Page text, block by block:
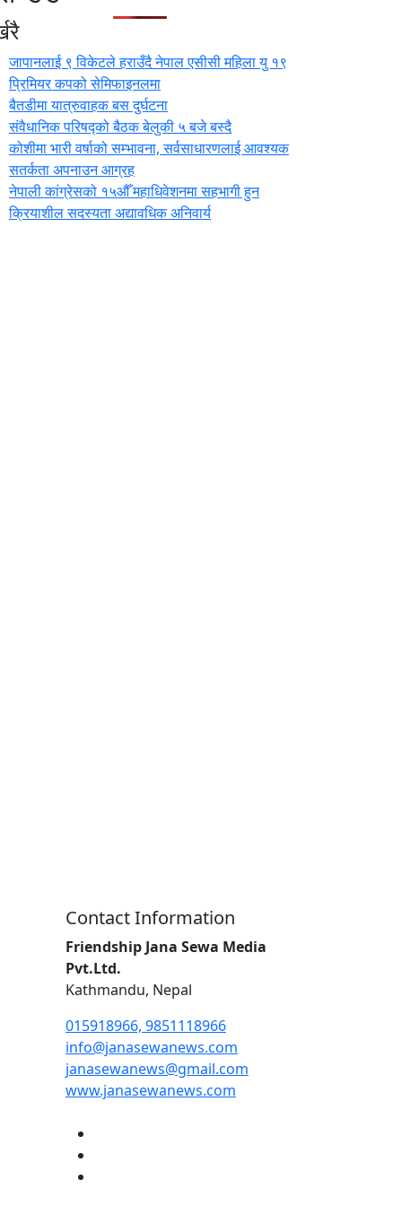
जापानलाई ९ विकेटले हराउँदै नेपाल एसीसी महिला यु १९
प्रिमियर कपको सेमिफाइनलमा
बैतडीमा यात्रुवाहक बस दुर्घटना
संवैधानिक परिषद्को बैठक बेलुकी ५ बजे बस्दै
कोशीमा भारी वर्षाको सम्भावना, सर्वसाधारणलाई आवश्यक
सतर्कता अपनाउन आग्रह
नेपाली कांग्रेसको १५औँ महाधिवेशनमा सहभागी हुन
क्रियाशील सदस्यता अद्यावधिक अनिवार्य
Contact Information
Friendship Jana Sewa Media
Pvt.Ltd.
Kathmandu, Nepal
015918966, 9851118966
info@janasewanews.com
janasewanews@gmail.com
www.janasewanews.com